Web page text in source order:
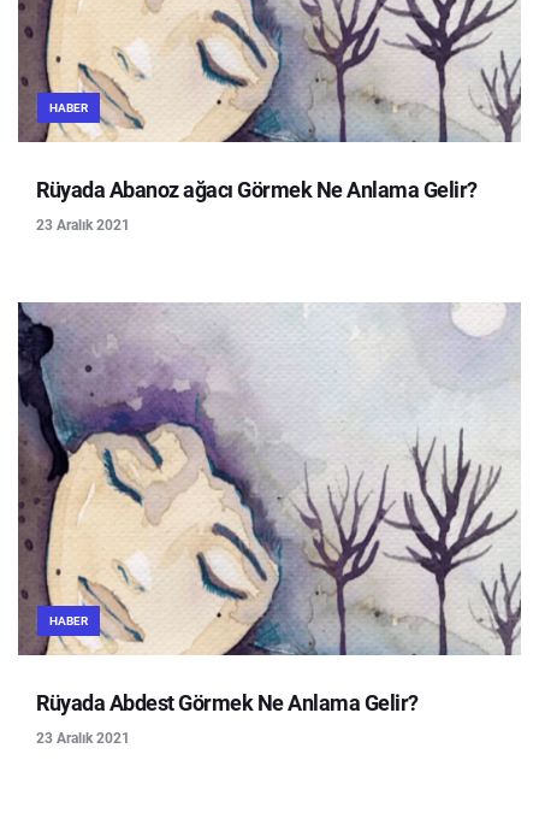
HABER
Rüyada Abanoz ağacı Görmek Ne Anlama Gelir?
23 Aralık 2021
HABER
Rüyada Abdest Görmek Ne Anlama Gelir?
23 Aralık 2021